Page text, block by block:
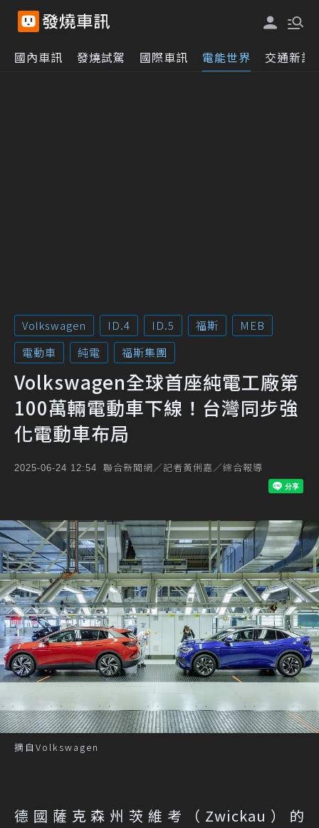
國內車訊 發燒試駕 國際車訊 電能世界 交通新訊
Volkswagen ID.4 ID.5 福斯
MEB
電動車
純電 福斯集團
Volkswagen全球首座純電工廠第
100萬輛電動車下線！台灣同步強
化電動車布局
2025-06-24 12:54 聯合新聞網／記者黃俐嘉／綜合報導
摘自Volkswagen
德國薩克森州茨維考（Zwickau）的